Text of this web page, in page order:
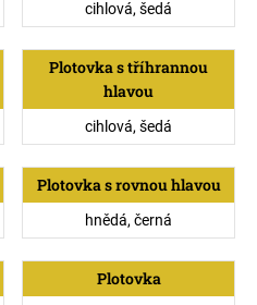
cihlová, šedá
Plotovka s tříhrannou
hlavou
cihlová, šedá
Plotovka s rovnou hlavou
hnědá, černá
Plotovka